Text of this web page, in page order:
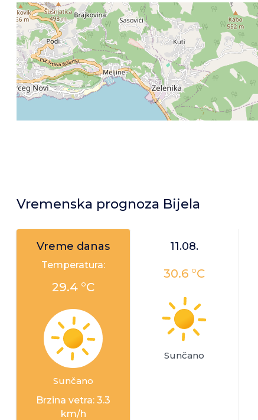
Vremenska prognoza Bijela
Vreme danas
Temperatura:
29.4 °C
Sunčano
Brzina vetra: 3.3
km/h
11.08.
30.6 °C
Sunčano